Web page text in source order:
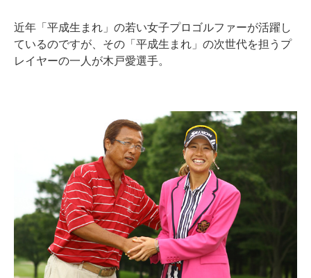
近年「平成生まれ」の若い女子プロゴルファーが活躍し
ているのですが、その「平成生まれ」の次世代を担うプ
レイヤーの一人が木戸愛選手。